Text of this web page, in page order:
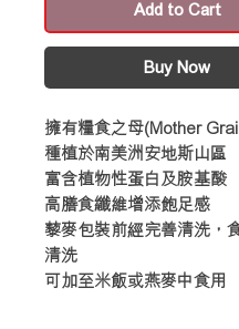
Add to Cart
Buy Now
擁有糧食之母(Mother
種植於南美洲安地斯山區
富含植物性蛋白及胺基酸
高膳食纖維增添飽足感
藜麥包裝前經完善清洗，
清洗
可加至米飯或燕麥中食用